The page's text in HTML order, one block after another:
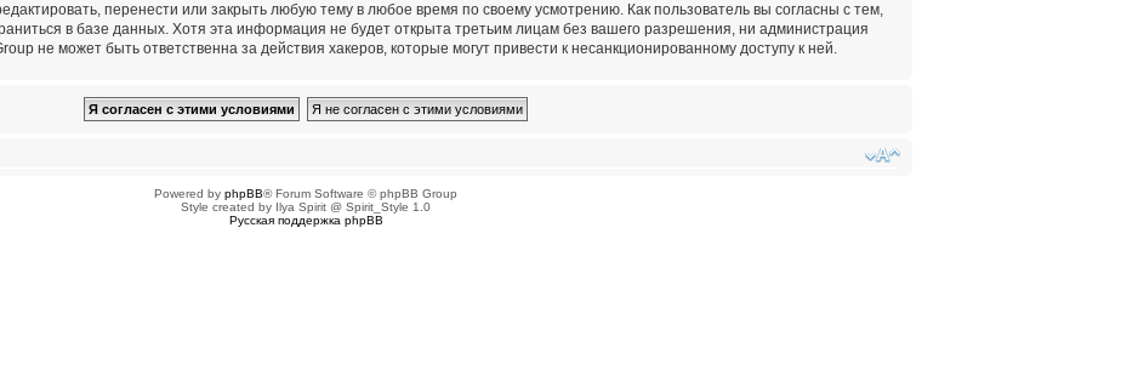
перенести или закрыть любую тему в любое время по своему усмотрению. Как пользователь вы согласны с тем,
в базе данных. Хотя эта информация не будет открыта третьим лицам без вашего разрешения, ни администрация
не может быть ответственна за действия хакеров, которые могут привести к несанкционированному доступу к ней.
Powered by phpBB® Forum Software © phpBB Group
Style created by Ilya Spirit @ Spirit_Style 1.0
Русская поддержка phpBB